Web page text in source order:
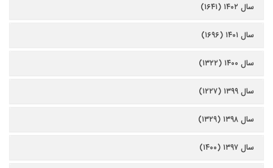
سال ۱۴۰۲ (۱۶۴۱)
سال ۱۴۰۱ (۱۶۹۶)
سال ۱۴۰۰ (۱۳۲۲)
سال ۱۳۹۹ (۱۲۲۷)
سال ۱۳۹۸ (۱۳۲۹)
سال ۱۳۹۷ (۱۴۰۰)